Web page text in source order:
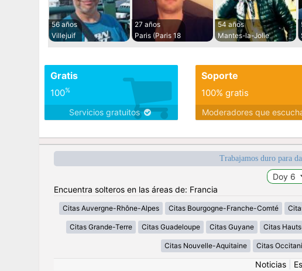
56 años
Villejuif
27 años
Paris (Paris 18
54 años
Mantes-la-Jolie
Gratis
100%
Servicios gratuitos
Soporte
100% gratis
Moderadores que
Trabajamos duro para
Encuentra solteros en las áreas de: Francia
Citas Auvergne-Rhône-Alpes Citas Bourgogne-Franche-Comté
Citas Grande-Terre Citas Guadeloupe Citas Guyane Citas
Citas Nouvelle-Aquitaine Citas
Noticias